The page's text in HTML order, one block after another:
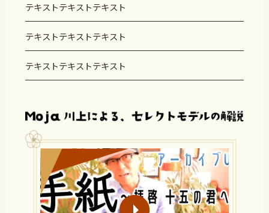
テキストテキストテキスト
テキストテキストテキスト
テキストテキストテキスト